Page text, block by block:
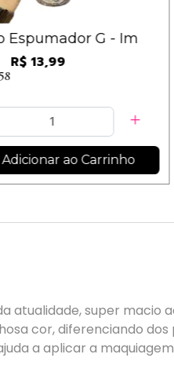
Espumador G - Im
R$ 13,99
Adicionar ao Carrinho
atualidade, super macio
cor, diferenciando
a aplicar a